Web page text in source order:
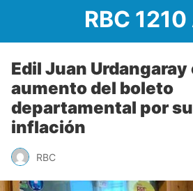
RBC
Edil Juan
aumento del boleto
departamental por
inflación
RBC